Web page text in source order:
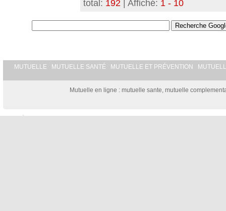
total: 192 | Affiché: 1 - 10
MUTUELLE MUTUELLE SANTÉ MUTUELLE ET PRÉVENTION
Mutuelle en ligne : mutuelle sante, mutuelle